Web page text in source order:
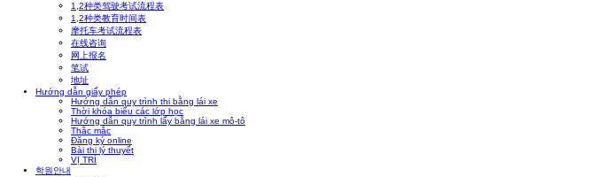
1,2种类驾驶考试流程表
1,2种类教育时间表
摩托车考试流程表
在线咨询
网上报名
笔试
地址
Hướng dẫn giấy phép
Hướng dẫn quy trình thi bằng lái xe
Thời khóa biểu các lớp học
Hướng dẫn quy trình lấy bằng lái xe mô-tô
Thắc mắc
Đăng ký online
Bài thi lý thuyết
VỊ TRÍ
학원안내